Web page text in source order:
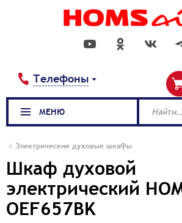
Телефоны
Электрические духовые шкафы
Шкаф духовой
электрический
OEF657BK
МЕНЮ Найти..